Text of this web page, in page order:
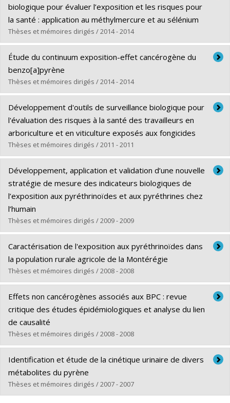
Cycle :Doctorat
Diplôme obtenu :Ph. D.
Lien vers le document dans Papyrus
biologique pour évaluer l’exposition et les risques pour
la santé : application au méthylmercure et au sélénium
Thèses et mémoires dirigés / 2014 - 2014
Diplômé(e) :Noisel, Nolwenn
Cycle :Doctorat
Diplôme obtenu :Ph. D.
Lien vers le document dans Papyrus
Étude du continuum exposition-effet cancérogène du
benzo[a]pyrène
Thèses et mémoires dirigés / 2014 - 2014
Diplômé(e) :Moreau, Marjory
Cycle :Doctorat
Diplôme obtenu : Ph. D.
Lien vers le document dans Papyrus
Développement d'outils de surveillance biologique pour
l'évaluation des risques à la santé des travailleurs en
arboriculture et en viticulture exposés aux fongicides
Thèses et mémoires dirigés / 2011 - 2011
Diplômé(e) :Berthet, Aurélie
Cycle :Doctorat
Diplôme obtenu :Ph. D.
Lien vers le document dans Papyrus
Développement, application et validation d’une nouvelle
stratégie de mesure des indicateurs biologiques de
l’exposition aux pyréthrinoïdes et aux pyréthrines chez
l’humain
Thèses et mémoires dirigés / 2009 - 2009
Diplômé(e) :Fortin, Marie-Chantale
Cycle :Doctorat
Diplôme obtenu :Ph. D.
Lien vers le document dans Papyrus
Caractérisation de l'exposition aux pyréthrinoïdes dans
la population rurale agricole de la Montérégie
Thèses et mémoires dirigés / 2008 - 2008
Diplômé(e) :Couture, Caroline
Cycle :Maîtrise
Diplôme obtenu :
Lien vers le document dans Papyrus
Effets non cancérogènes associés aux BPC : revue
critique des études épidémiologiques et analyse du lien
de causalité
Thèses et mémoires dirigés / 2008 - 2008
Diplômé(e) : El Majidi, Naïma
Cycle :Maîtrise
Diplôme obtenu :M. Sc.
Lien vers le document dans Papyrus
Identification et étude de la cinétique urinaire de divers
métabolites du pyrène
Thèses et mémoires dirigés / 2007 - 2007